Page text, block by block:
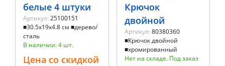
белые 4 штуки
Артикул: 25100151
■30.5x19x4.8 см ■дерево/
сталь
В наличии: 4 шт.
Цена со скидкой
Крючок
двойной
Артикул: 80380360
■Крючок двойной
■хромированный
Нет на складе. Под заказ